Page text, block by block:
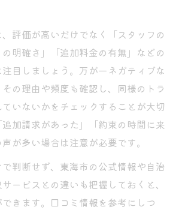
収と粗大ゴミの費用・手間を口コ
教える粗大ゴミ持ち込みと不用品
い
に不用品回収で失敗しない方法
学ぶ不用品回収トラブル防止策の
収の失敗談から学ぶ口コミ活用術
活かした不用品回収の安全チェッ
評価が高いだけでなく「スタッフの
明確さ」「追加料金の有無」などの
目しましょう。万が一ネガティブな
の理由や頻度も確認し、同様のトラ
いないかをチェックすることが大切
加請求があった」「約束の時間に来
が多い場合は注意が必要です。
判断せず、東海市の公式情報や自治
ービスとの違いも把握しておくと、
きます。口コミ情報を参考にしつ